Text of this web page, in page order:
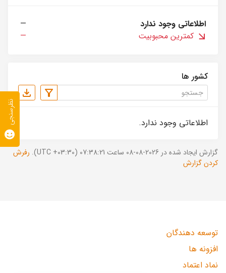
اطلاعاتی وجود ندارد
—
کمترین محبوبیت
—
کشور ها
اطلاعاتی وجود ندارد.
گزارش ایجاد شده در 2026-08-08 ساعت 07:38:21 (UTC +03:30).
رفرش
کردن گزارش
توسعه دهندگان
افزونه ها
نماد اعتماد
نظرسنجی